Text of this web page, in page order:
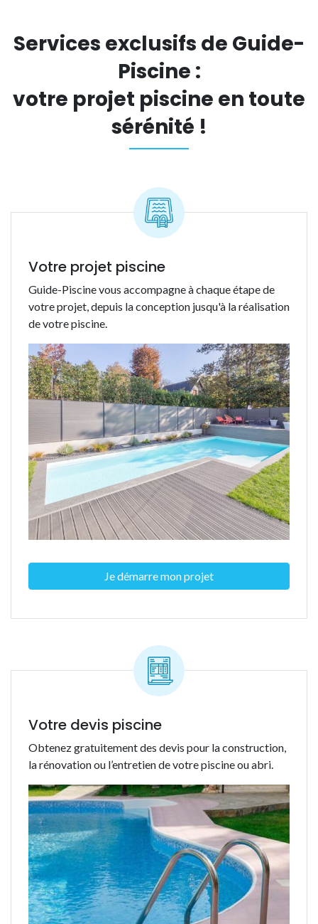
Services exclusifs de Guide-
Piscine :
votre projet piscine en toute
sérénité !
Votre projet piscine
Guide-Piscine vous accompagne à chaque étape de
votre projet, depuis la conception jusqu'à la réalisation
de votre piscine.
Je démarre mon projet
Votre devis piscine
Obtenez gratuitement des devis pour la construction,
la rénovation ou l’entretien de votre piscine ou abri.